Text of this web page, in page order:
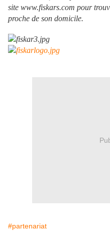
site www.fiskars.com pour
proche de son domicile.
#partenariat